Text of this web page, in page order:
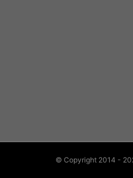
© Copyright 2014 -